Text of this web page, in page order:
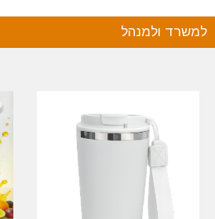
למשרד ולמנהל